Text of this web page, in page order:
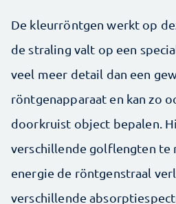
De kleurröntgen werkt op
de straling valt op een
veel meer detail dan een
röntgenapparaat en kan zo
doorkruist object bepalen.
verschillende golflengten te
energie de röntgenstraal
verschillende